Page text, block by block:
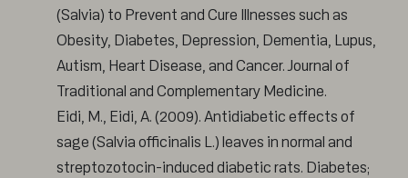
(Salvia) to Prevent and Cure Illnesses such as
Obesity, Diabetes, Depression, Dementia, Lupus,
Autism, Heart Disease, and Cancer. Journal of
Traditional and Complementary Medicine.
Eidi, M., Eidi, A. (2009). Antidiabetic effects of
sage (Salvia officinalis L.) leaves in normal and
streptozotocin-induced diabetic rats. Diabetes;